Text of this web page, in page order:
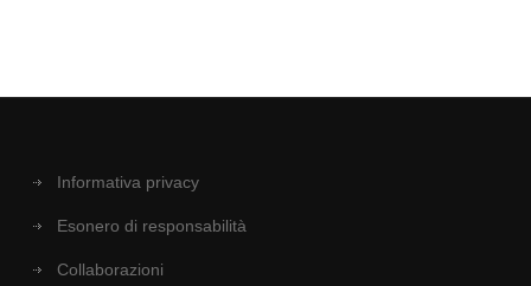
Informativa privacy
Esonero di responsabilità
Collaborazioni